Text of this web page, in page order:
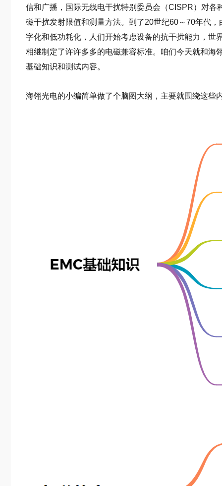
信和广播，国际无线电干扰特别委员会（CISPR）对各
磁干扰发射限值和测量方法。到了20世纪60～70年代
字化和低功耗化，人们开始考虑设备的抗干扰能力，世
相继制定了许许多多的电磁兼容标准。咱们今天就和海
基础知识和测试内容。
海翎光电的小编简单做了个脑图大纲，主要就围绕这些